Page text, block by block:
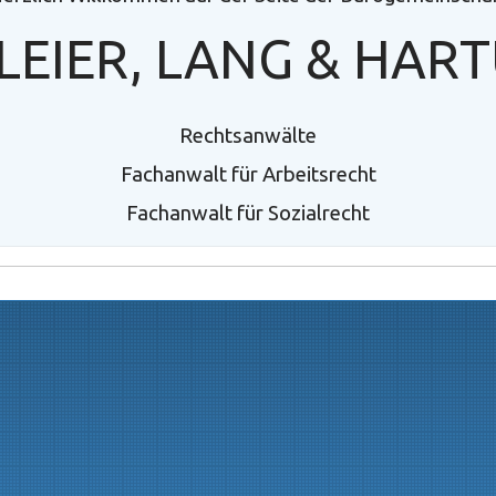
LANG &
Rechtsanwälte
Fachanwalt für Arbeitsrecht
Fachanwalt für Sozialrecht